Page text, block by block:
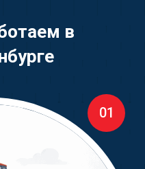
в
01